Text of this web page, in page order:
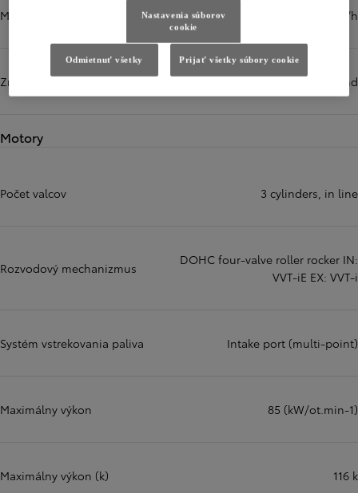
Maximálna rýchlosť 170 km/h
Zrýchlenie z 0 na 100 km/h 11,2 sekúnd
Motory
Počet valcov 3 cylinders, in line
Rozvodový mechanizmus
DOHC four-valve roller rocker IN:
VVT-iE EX: VVT-i
Systém vstrekovania paliva Intake port (multi-point)
Maximálny výkon 85 (kW/ot.min-1)
Maximálny výkon (k) 116 k
Nastavenia súborov
cookie
Odmietnuť všetky Prijať všetky súbory cookie